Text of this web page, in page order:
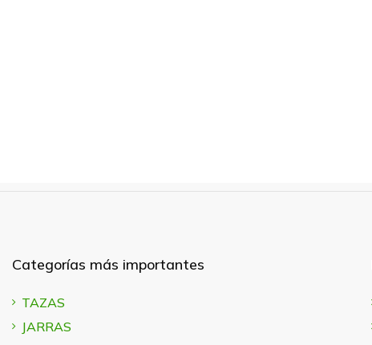
Categorías más importantes
TAZAS
JARRAS